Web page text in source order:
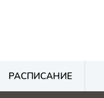
РАСПИСАНИЕ